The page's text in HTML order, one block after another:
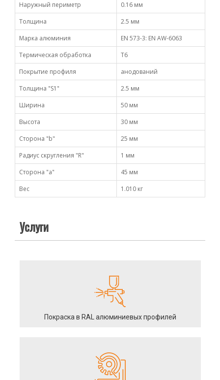
Наружный периметр
0.16 мм
Толщина
2.5 мм
Марка алюминия
EN 573-3: EN AW-6063
Термическая обработка
Т6
Покрытие профиля
анодований
Толщина "S1"
2.5 мм
Ширина
50 мм
Высота
30 мм
Сторона "b"
25 мм
Радиус скругления "R"
1 мм
Сторона "а"
45 мм
Вес
1.010 кг
Услуги
Покраска в RAL алюминиевых профилей